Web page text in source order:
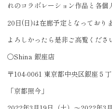
れのコラボレーション作品と各個
20 日(日)は在廊予定となっており
よろしかったら是非ご高覧くださ
〇Shina 銀座店
〒104-0061 東京都中央区銀座５丁
「京都照今」